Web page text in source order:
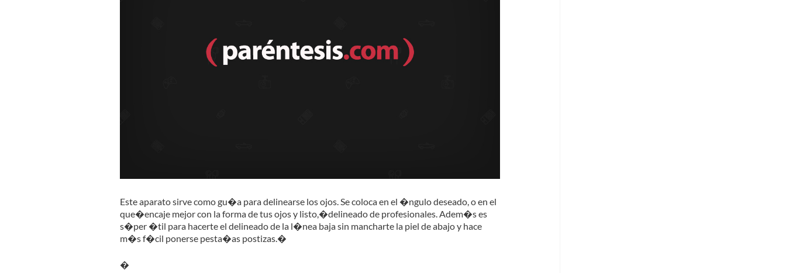
Este aparato sirve como gu�a para delinearse los ojos. Se coloca en el �ngulo deseado, o en el
que�encaje mejor con la forma de tus ojos y listo,�delineado de profesionales. Adem�s es
s�per �til para hacerte el delineado de la l�nea baja sin mancharte la piel de abajo y hace
m�s f�cil ponerse pesta�as postizas.�
�